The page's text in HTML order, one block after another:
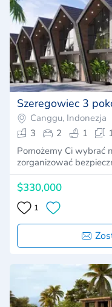
Szeregowiec 3
Canggu, Indonezja
3
2 1
Pomożemy Ci wybrać
zorganizować
$330,000
1